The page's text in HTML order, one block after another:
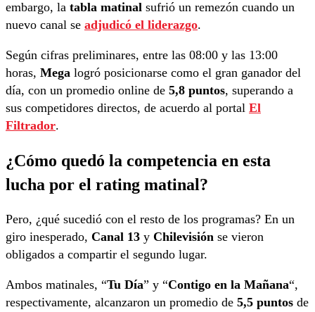
embargo, la tabla matinal sufrió un remezón cuando un
nuevo canal se adjudicó el liderazgo.
Según cifras preliminares, entre las 08:00 y las 13:00
horas, Mega logró posicionarse como el gran ganador del
día, con un promedio online de 5,8 puntos, superando a
sus competidores directos, de acuerdo al portal El
Filtrador.
¿Cómo quedó la competencia en esta
lucha por el rating matinal?
Pero, ¿qué sucedió con el resto de los programas? En un
giro inesperado, Canal 13 y Chilevisión se vieron
obligados a compartir el segundo lugar.
Ambos matinales, “Tu Día” y “Contigo en la Mañana“,
respectivamente, alcanzaron un promedio de 5,5 puntos de